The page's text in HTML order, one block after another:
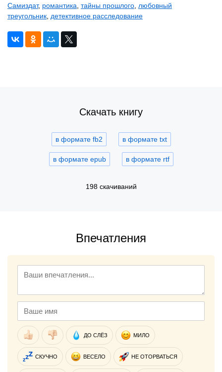
Самиздат, романтика, тайны прошлого, любовный
треугольник, детективное расследование
Скачать книгу
в формате fb2 в формате txt
в формате epub в формате rtf
198 скачиваний
Впечатления
ДО СЛЁЗ МИЛО
СКУЧНО ВЕСЕЛО НЕ ОТОРВАТЬСЯ